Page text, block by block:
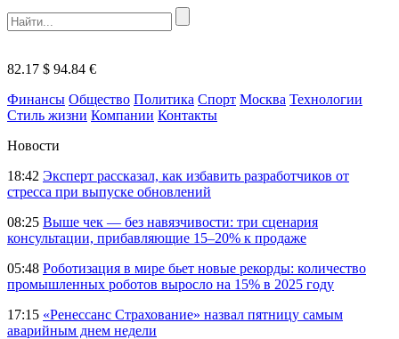
82.17 $ 94.84 €
Финансы Общество Политика Спорт Москва Технологии
Стиль жизни Компании Контакты
Новости
18:42 Эксперт рассказал, как избавить разработчиков от
стресса при выпуске обновлений
08:25 Выше чек — без навязчивости: три сценария
консультации, прибавляющие 15–20% к продаже
05:48 Роботизация в мире бьет новые рекорды: количество
промышленных роботов выросло на 15% в 2025 году
17:15 «Ренессанс Страхование» назвал пятницу самым
аварийным днем недели